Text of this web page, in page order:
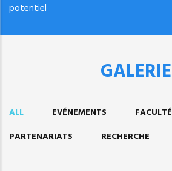
potentiel
GALERIE
ALL EVÉNEMENTS
FACULTÉ
PARTENARIATS
RECHERCHE